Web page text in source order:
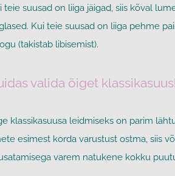
teie suusad on liiga jäigad, siis kõval
Kui teie suusad on liiga pehme
(takistab libisemist).
valida õiget
klassikasuusa leidmiseks on parim
esimest korda varustust ostma, siis
varem natukene kokku